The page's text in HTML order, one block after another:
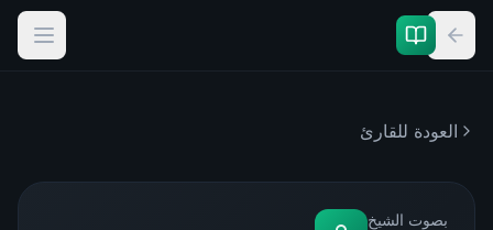
العودة للقارئ
بصوت الشيخ